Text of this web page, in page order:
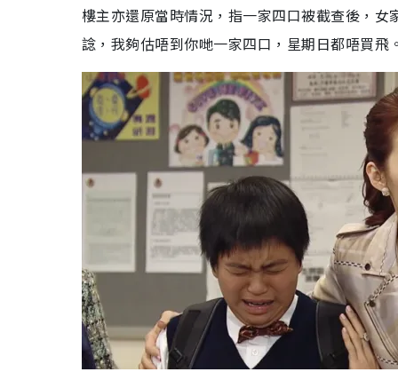
樓主亦還原當時情況，指一家四口被截查後，
諗，我夠估唔到你哋一家四口，星期日都唔買飛